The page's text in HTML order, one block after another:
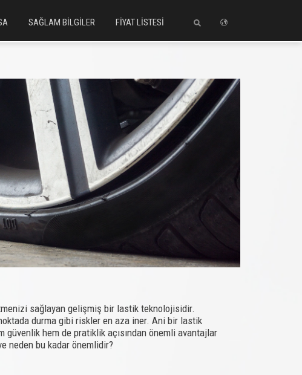
SAĞLAM BİLGİLER FİYAT LİSTESİ
sağlayan gelişmiş bir lastik teknolojisidir.
durma gibi riskler en aza iner. Ani bir lastik
güvenlik hem de pratiklik açısından önemli avantajlar
neden bu kadar önemlidir?